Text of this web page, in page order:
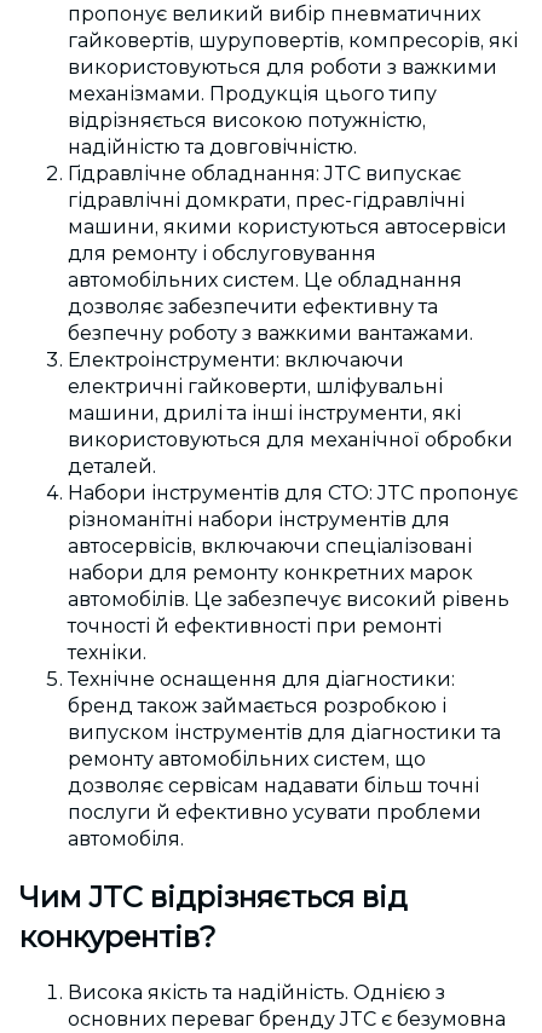
пропонує великий вибір пневматичних
гайковертів, шуруповертів, компресорів, які
використовуються для роботи з важкими
механізмами. Продукція цього типу
відрізняється високою потужністю,
надійністю та довговічністю.
Гідравлічне обладнання: JTC випускає
гідравлічні домкрати, прес-гідравлічні
машини, якими користуються автосервіси
для ремонту і обслуговування
автомобільних систем. Це обладнання
дозволяє забезпечити ефективну та
безпечну роботу з важкими вантажами.
Електроінструменти: включаючи
електричні гайковерти, шліфувальні
машини, дрилі та інші інструменти, які
використовуються для механічної обробки
деталей.
Набори інструментів для СТО: JTC пропонує
різноманітні набори інструментів для
автосервісів, включаючи спеціалізовані
набори для ремонту конкретних марок
автомобілів. Це забезпечує високий рівень
точності й ефективності при ремонті
техніки.
Технічне оснащення для діагностики:
бренд також займається розробкою і
випуском інструментів для діагностики та
ремонту автомобільних систем, що
дозволяє сервісам надавати більш точні
послуги й ефективно усувати проблеми
автомобіля.
Чим JTC відрізняється від
конкурентів?
Висока якість та надійність. Однією з
основних переваг бренду JTC є безумовна